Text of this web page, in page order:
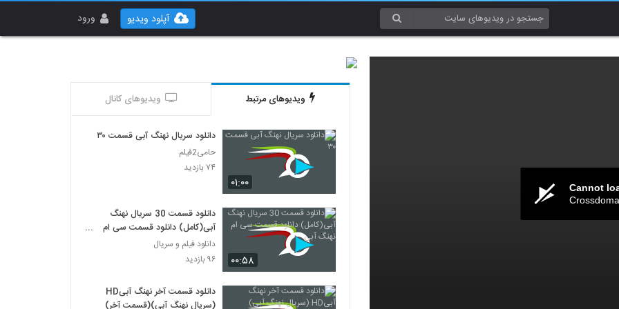
ورود آپلود ویدیو
Cannot
ویدیوهای مرتبط ویدیوهای کانال
۰۱:۰۰
دانلود سریال نهنگ آبی قسمت ۳۰
حامی2فیلم
۷۴ بازدید
۰۰:۵۸
دانلود قسمت 30 سریال نهنگ
آبی(کامل) دانلود قسمت سی ام
نهنگ آبی
دانلود فیلم و سریال
۹۶ بازدید
دانلود قسمت آخر نهنگ آبیHD
(سریال نهنگ آبی)(قسمت آخر)